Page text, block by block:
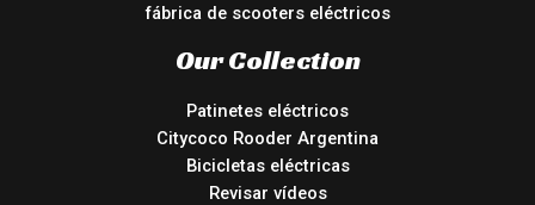
fábrica de scooters eléctricos
Our Collection
Patinetes eléctricos
Citycoco Rooder Argentina
Bicicletas eléctricas
Revisar vídeos